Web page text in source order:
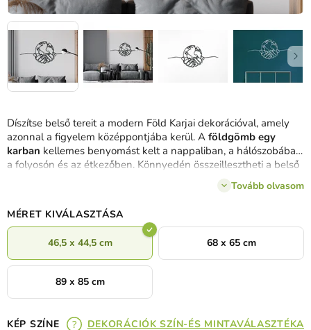
Díszítse belső tereit a modern Föld Karjai dekorációval, amely
azonnal a figyelem középpontjába kerül. A földgömb egy
karban kellemes benyomást kelt a nappaliban, a hálószobában,
a folyosón és az étkezőben. Könnyedén összeillesztheti a belső
Tovább olvasom
MÉRET KIVÁLASZTÁSA
46,5 x 44,5 cm 68 x 65 cm
89 x 85 cm
KÉP SZÍNE DEKORÁCIÓK SZÍN-ÉS MINTAVÁLASZTÉKA